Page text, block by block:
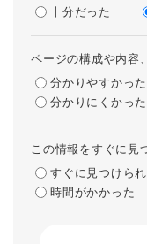
十分だった
ページの構成や内容
分かりやすかった
分かりにくかった
この情報をすぐに見
すぐに見つけら
時間がかかった